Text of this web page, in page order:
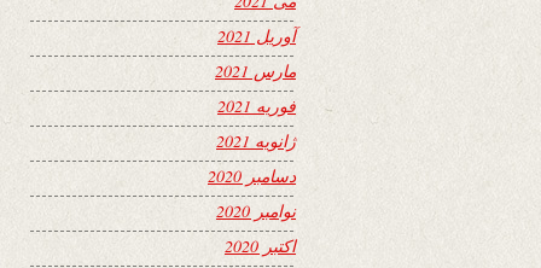
آوریل 2021
مارس 2021
فوریه 2021
ژانویه 2021
دسامبر 2020
نوامبر 2020
اکتبر 2020